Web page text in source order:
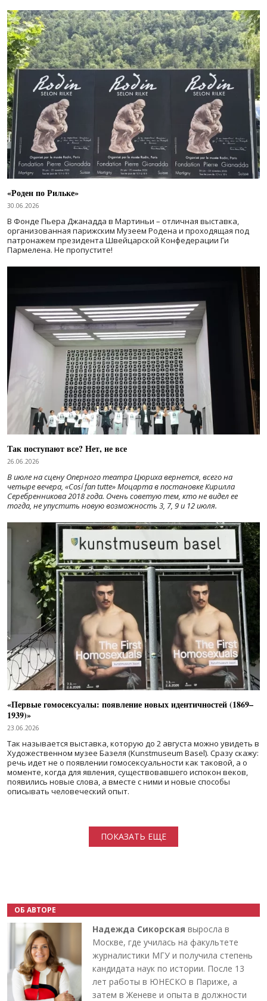
«Роден по Рильке»
30.06.2026
В Фонде Пьера Джанадда в Мартиньи – отличная выставка,
организованная парижским Музеем Родена и проходящая под
патронажем президента Швейцарской Конфедерации Ги
Пармелена. Не пропустите!
Так поступают все? Нет, не все
26.06.2026
В июле на сцену Оперного театра Цюриха вернется, всего на
четыре вечера, «Cosí fan tutte» Моцарта в постановке Кирилла
Серебренникова 2018 года. Очень советую тем, кто не видел ее
тогда, не упустить новую возможность 3, 7, 9 и 12 июля.
«Первые гомосексуалы: появление новых идентичностей (1869–
1939)»
23.06.2026
Так называется выставка, которую до 2 августа можно увидеть в
Художественном музее Базеля (Kunstmuseum Basel). Сразу скажу:
речь идет не о появлении гомосексуальности как таковой, а о
моменте, когда для явления, существовавшего испокон веков,
появились новые слова, а вместе с ними и новые способы
описывать человеческий опыт.
ПОКАЗАТЬ ЕЩЕ
ОБ АВТОРЕ
Надежда Сикорская выросла в
Москве, где училась на факультете
журналистики МГУ и получила степень
кандидата наук по истории. После 13
лет работы в ЮНЕСКО в Париже, а
затем в Женеве и опыта в должности